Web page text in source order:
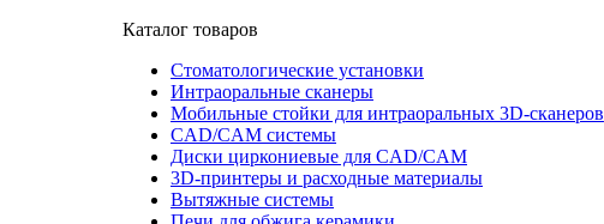
Каталог товаров
Стоматологические установки
Интраоральные сканеры
Мобильные стойки для интраоральных 3D-сканеров
CAD/CAM системы
Диски циркониевые для CAD/CAM
3D-принтеры и расходные материалы
Вытяжные системы